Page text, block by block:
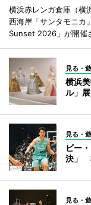
横浜赤レンガ倉庫（横
西海岸「サンタモニカ
Sunset 2026」が開催
見る・
横浜
ル」
見る・
ビー
決」
見る・